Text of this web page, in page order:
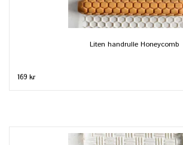
Liten handrulle Honeycomb
169 kr